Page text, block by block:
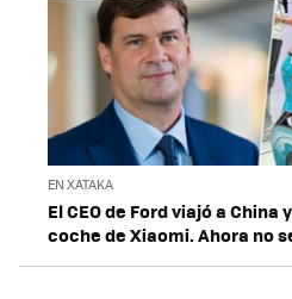
EN XATAKA
El CEO de Ford viajó a China
coche de Xiaomi. Ahora no